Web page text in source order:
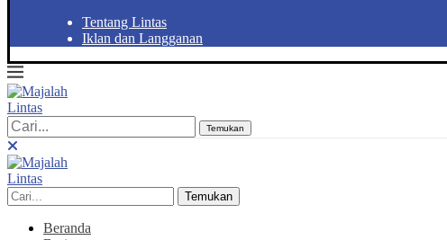
Tentang Lintas
Iklan dan Langganan
Temukan
Temukan
Beranda